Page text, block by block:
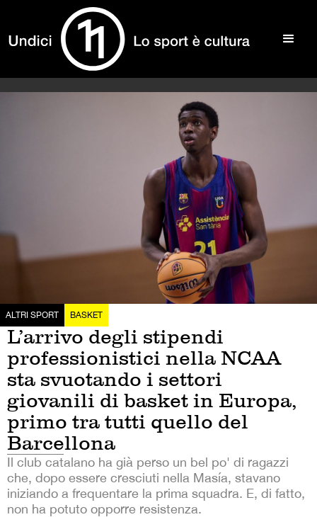
ALTRI SPORT BASKET
L’arrivo degli stipendi
professionistici nella NCAA
sta svuotando i settori
giovanili di basket in Europa,
primo tra tutti quello del
Barcellona
Il club catalano ha già perso un bel po' di ragazzi
che, dopo essere cresciuti nella Masía, stavano
iniziando a frequentare la prima squadra. E, di fatto,
non ha potuto opporre resistenza.